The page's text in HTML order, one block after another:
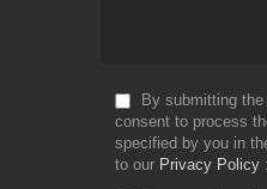
By submitting
consent to process
specified by you in
to our Privacy Policy